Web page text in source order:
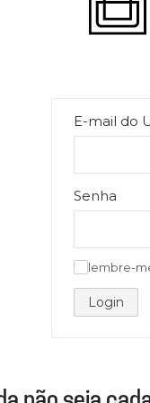
E-mail do
Senha
lembre-
Login